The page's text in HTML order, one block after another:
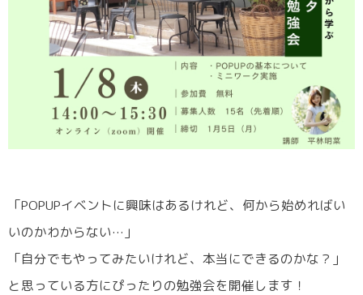
「POPUPイベントに興味はあるけれど、何から始めればい
いのかわからない…」
「自分でもやってみたいけれど、本当にできるのかな？」
と思っている方にぴったりの勉強会を開催します！